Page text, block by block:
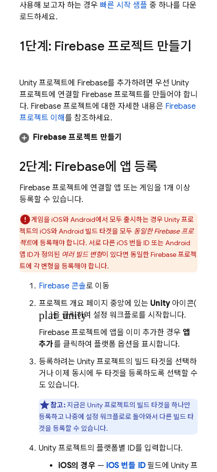
사용해 보고자 하는 경우 빠른 시작 샘플 중 하나를 다운
로드하세요.
1단계: Firebase 프로젝트 만들기
Unity 프로젝트에 Firebase를 추가하려면 우선 Unity
프로젝트에 연결할 Firebase 프로젝트를 만들어야 합니
다. Firebase 프로젝트에 대한 자세한 내용은 Firebase
프로젝트 이해를 참조하세요.
Firebase 프로젝트 만들기
2단계: Firebase에 앱 등록
Firebase 프로젝트에 연결할 앱 또는 게임을 1개 이상
등록할 수 있습니다.
게임을 iOS와 Android에서 모두 출시하는 경우 Unity 프로
젝트의 iOS와 Android 빌드 타겟을 모두 동일한 Firebase 프로
젝트에 등록해야 합니다. 서로 다른 iOS 번들 ID 또는 Android
앱 ID가 정의된 여러 빌드 변형이 있다면 동일한 Firebase 프로젝
트에 각 변형을 등록해야 합니다.
Firebase 콘솔로 이동
프로젝트 개요 페이지 중앙에 있는 Unity아이콘(
plat_unity
)을 클릭하여 설정 워크플로를 시작합니다.
Firebase 프로젝트에 앱을 이미 추가한 경우 앱
추가를 클릭하여 플랫폼 옵션을 표시합니다.
등록하려는 Unity 프로젝트의 빌드 타겟을 선택하
거나 이제 동시에 두 타겟을 등록하도록 선택할 수
도 있습니다.
참고:지금은 Unity 프로젝트의 빌드 타겟을 하나만
등록하고 나중에 설정 워크플로로 돌아와서 다른 빌드 타
겟을 등록할 수 있습니다.
Unity 프로젝트의 플랫폼별 ID를 입력합니다.
iOS의 경우 — iOS 번들 ID필드에 Unity 프